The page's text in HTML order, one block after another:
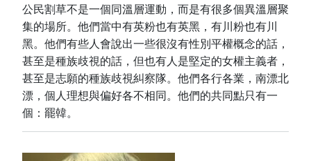
公民割草不是一個同溫層運動，而是有很多個異溫層聚
集的場所。他們當中有英粉也有英黑，有川粉也有川
黑。他們有些人會說出一些很沒有性別平權概念的話，
甚至是種族歧視的話，但也有人是堅定的女權主義者，
甚至是志願的種族歧視糾察隊。他們各行各業，南漂北
漂，個人理想與偏好各不相同。他們的共同點只有一
個：罷韓。